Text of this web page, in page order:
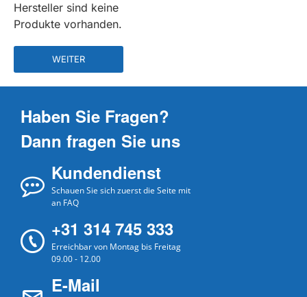
Hersteller sind keine
Produkte vorhanden.
WEITER
Haben Sie Fragen?
Dann fragen Sie uns
Kundendienst
Schauen Sie sich zuerst die Seite mit
an FAQ
+31 314 745 333
Erreichbar von Montag bis Freitag
09.00 - 12.00
E-Mail